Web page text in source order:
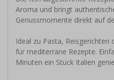
Aroma und bringt
Genussmomente direkt auf
Ideal zu Pasta,
für mediterrane Rezepte.
Minuten ein Stück Italien